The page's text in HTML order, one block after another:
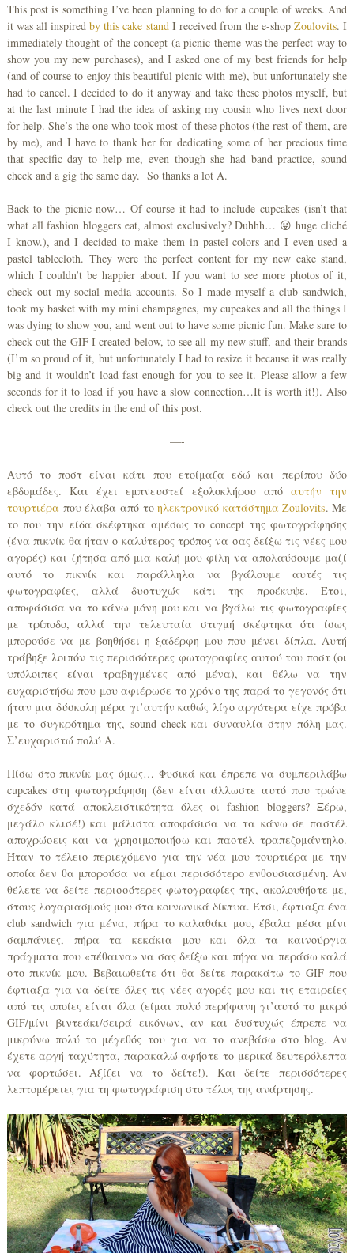
This post is something I’ve been planning to do for a couple of weeks. And
it was all inspiredby this cake standI received from the e-shopZoulovits. I
immediately thought of the concept (a picnic theme was the perfect way to
show you my new purchases), and I asked one of my best friends for help
(and of course to enjoy this beautiful picnic with me), but unfortunately she
had to cancel. I decided to do it anyway and take these photos myself, but
at the last minute I had the idea of asking my cousin who lives next door
for help. She’s the one who took most of these photos (the rest of them, are
by me), and I have to thank her for dedicating some of her precious time
that specific day to help me, even though she had band practice, sound
check and a gig the same day. So thanks a lot A.
Back to the picnic now… Of course it had to include cupcakes (isn’t that
what all fashion bloggers eat, almost exclusively? Duhhh… 😛 huge cliché
I know.), and I decided to make them in pastel colors and I even used a
pastel tablecloth. They were the perfect content for my new cake stand,
which I couldn’t be happier about. If you want to see more photos of it,
check out my social media accounts. So I made myself a club sandwich,
took my basket with my mini champagnes, my cupcakes and all the things I
was dying to show you, and went out to have some picnic fun. Make sure to
check out the GIF I created below, to see all my new stuff, and their brands
(I’m so proud of it, but unfortunately I had to resize it because it was really
big and it wouldn’t load fast enough for you to see it. Please allow a few
seconds for it to load if you have a slow connection…It is worth it!). Also
check out the credits in the end of this post.
—-
Αυτό το ποστ είναι κάτι που ετοίμαζα εδώ και περίπου δύο
εβδομάδες. Και έχει εμπνευστεί εξολοκλήρου από αυτήν την
τουρτιέρα που έλαβα από τοηλεκτρονικό κατάστημα Zoulovits. Με
το που την είδα σκέφτηκα αμέσως το concept της φωτογράφησης
(ένα πικνίκ θα ήταν ο καλύτερος τρόπος να σας δείξω τις νέες μου
αγορές) και ζήτησα από μια καλή μου φίλη να απολαύσουμε μαζί
αυτό το πικνίκ και παράλληλα να βγάλουμε αυτές τις
φωτογραφίες, αλλά δυστυχώς κάτι της προέκυψε. Έτσι,
αποφάσισα να το κάνω μόνη μου και να βγάλω τις φωτογραφίες
με τρίποδο, αλλά την τελευταία στιγμή σκέφτηκα ότι ίσως
μπορούσε να με βοηθήσει η ξαδέρφη μου που μένει δίπλα. Αυτή
τράβηξε λοιπόν τις περισσότερες φωτογραφίες αυτού του ποστ (οι
υπόλοιπες είναι τραβηγμένες από μένα), και θέλω να την
ευχαριστήσω που μου αφιέρωσε το χρόνο της παρά το γεγονός ότι
ήταν μια δύσκολη μέρα γι’αυτήν καθώς λίγο αργότερα είχε πρόβα
με το συγκρότημα της, sound check και συναυλία στην πόλη μας.
Σ’ευχαριστώ πολύ Α.
Πίσω στο πικνίκ μας όμως… Φυσικά και έπρεπε να συμπεριλάβω
cupcakes στη φωτογράφηση (δεν είναι άλλωστε αυτό που τρώνε
σχεδόν κατά αποκλειστικότητα όλες οι fashion bloggers? Ξέρω,
μεγάλο κλισέ!) και μάλιστα αποφάσισα να τα κάνω σε παστέλ
αποχρώσεις και να χρησιμοποιήσω και παστέλ τραπεζομάντηλο.
Ήταν το τέλειο περιεχόμενο για την νέα μου τουρτιέρα με την
οποία δεν θα μπορούσα να είμαι περισσότερο ενθουσιασμένη. Αν
θέλετε να δείτε περισσότερες φωτογραφίες της, ακολουθήστε με,
στους λογαριασμούς μου στα κοινωνικά δίκτυα. Έτσι, έφτιαξα ένα
club sandwich για μένα, πήρα το καλαθάκι μου, έβαλα μέσα μίνι
σαμπάνιες, πήρα τα κεκάκια μου και όλα τα καινούργια
πράγματα που «πέθαινα» να σας δείξω και πήγα να περάσω καλά
στο πικνίκ μου. Βεβαιωθείτε ότι θα δείτε παρακάτω το GIF που
έφτιαξα για να δείτε όλες τις νέες αγορές μου και τις εταιρείες
από τις οποίες είναι όλα (είμαι πολύ περήφανη γι’αυτό το μικρό
GIF/μίνι βιντεάκι/σειρά εικόνων, αν και δυστυχώς έπρεπε να
μικρύνω πολύ το μέγεθός του για να το ανεβάσω στο blog. Αν
έχετε αργή ταχύτητα, παρακαλώ αφήστε το μερικά δευτερόλεπτα
να φορτώσει. Αξίζει να το δείτε!). Και δείτε περισσότερες
λεπτομέρειες για τη φωτογράφιση στο τέλος της ανάρτησης.